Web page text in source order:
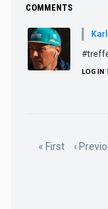
COMMENTS
LOG IN
First
« First ‹